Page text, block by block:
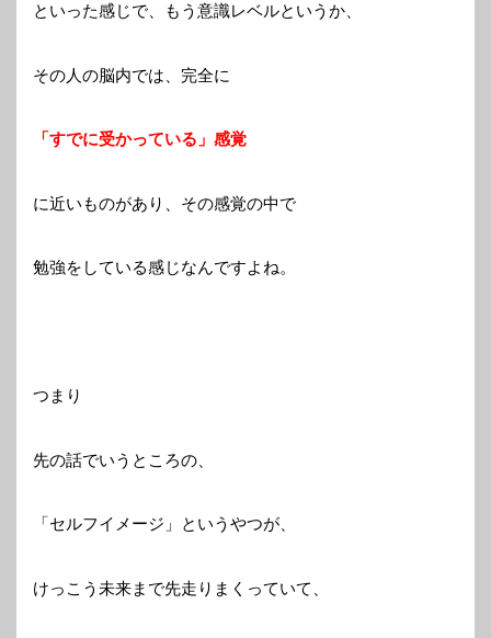
といった感じで、もう意識レベルというか、
その人の脳内では、完全に
「すでに受かっている」感覚
に近いものがあり、その感覚の中で
勉強をしている感じなんですよね。
つまり
先の話でいうところの、
「セルフイメージ」というやつが、
けっこう未来まで先走りまくっていて、